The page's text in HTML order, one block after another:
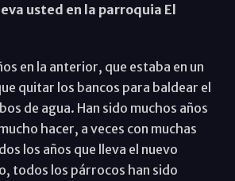
usted en la parroquia El
en la anterior, que estaba en un
quitar los bancos para baldear el
de agua. Han sido muchos años
hacer, a veces con muchas
los años que lleva el nuevo
todos los párrocos han sido